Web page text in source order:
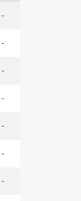
-
-
-
-
-
-
-